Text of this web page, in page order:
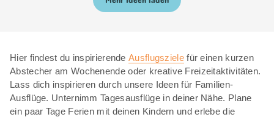
Hier findest du inspirierendeAusflugszielefür einen kurzen
Abstecher am Wochenende oder kreative Freizeitaktivitäten.
Lass dich inspirieren durch unsere Ideen für Familien-
Ausflüge. Unternimm Tagesausflüge in deiner Nähe. Plane
ein paar Tage Ferien mit deinen Kindern und erlebe die